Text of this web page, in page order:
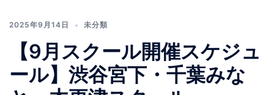
2025年9月14日 未分類
【9月スクール開催スケジュ
ール】渋谷宮下・千葉みな